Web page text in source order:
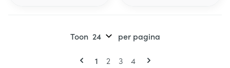
Pagina's
U lees momenteel pagina
1 Pagina
2 Pagina
3 Pagina
4
Toon per pagina